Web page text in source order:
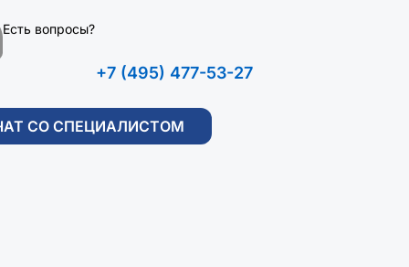
Есть вопросы?
+7 (495) 477-53-27
СО СПЕЦИАЛИСТОМ